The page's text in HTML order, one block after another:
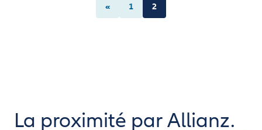
« 1 2
La proximité par Allianz.